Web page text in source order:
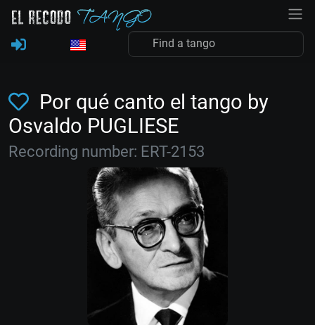
Por qué canto el tango by
Osvaldo PUGLIESE
Recording number: ERT-2153